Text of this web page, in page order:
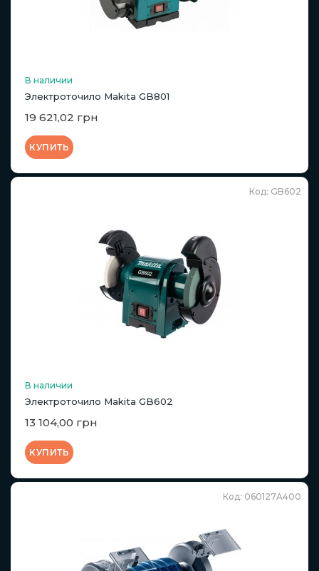
В наличии
Электроточило Makita GB801
19 621,02 грн
КУПИТЬ
Код: GB602
В наличии
Электроточило Makita GB602
13 104,00 грн
КУПИТЬ
Код: 060127A400